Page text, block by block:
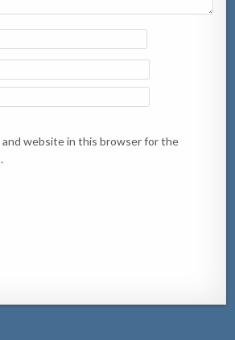
and website in this browser for the